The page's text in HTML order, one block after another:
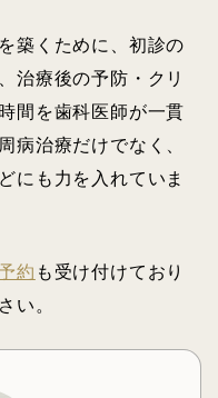
築くために、初診の
治療後の予防・クリ
間を歯科医師が一貫
病治療だけでなく、
にも力を入れていま
約 も受け付けており
い。